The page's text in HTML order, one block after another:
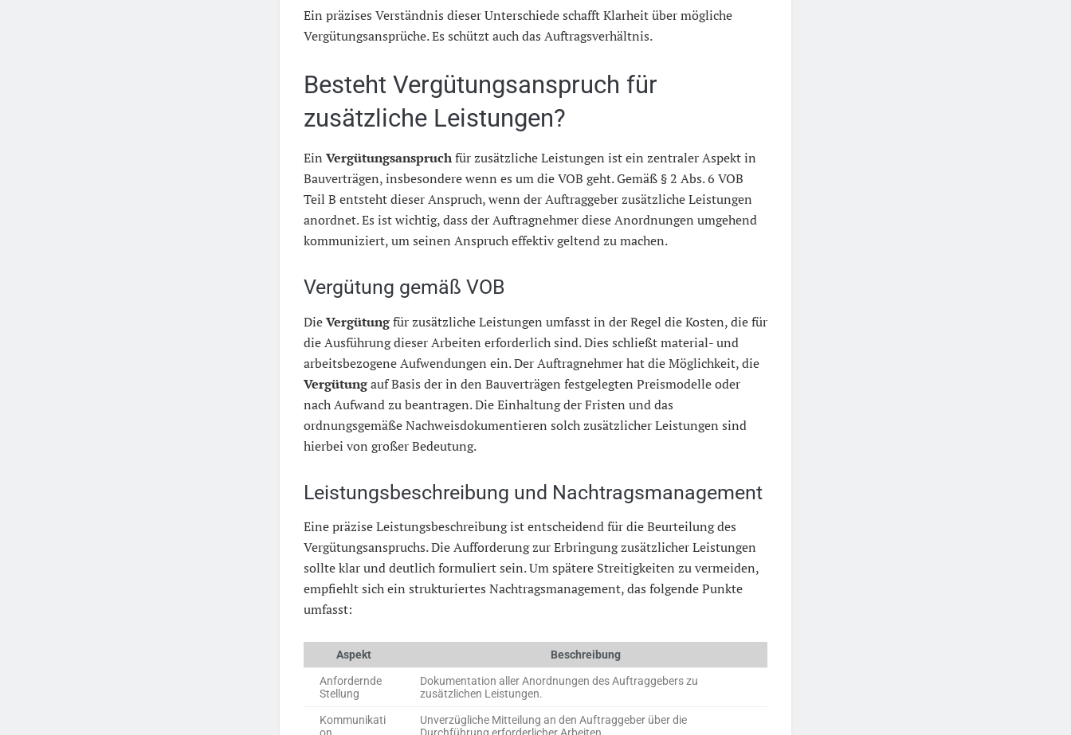
Ein präzises Verständnis dieser Unterschiede schafft Klarheit über mögliche
Vergütungsansprüche. Es schützt auch das Auftragsverhältnis.
Besteht Vergütungsanspruch für
zusätzliche Leistungen?
Ein Vergütungsanspruchfür zusätzliche Leistungen ist ein zentraler Aspekt in
Bauverträgen, insbesondere wenn es um die VOB geht. Gemäß § 2 Abs. 6 VOB
Teil B entsteht dieser Anspruch, wenn der Auftraggeber zusätzliche Leistungen
anordnet. Es ist wichtig, dass der Auftragnehmer diese Anordnungen umgehend
kommuniziert, um seinen Anspruch effektiv geltend zu machen.
Vergütung gemäß VOB
DieVergütungfür zusätzliche Leistungen umfasst in der Regel die Kosten, die für
die Ausführung dieser Arbeiten erforderlich sind. Dies schließt material- und
arbeitsbezogene Aufwendungen ein. Der Auftragnehmer hat die Möglichkeit, die
Vergütungauf Basis der in den Bauverträgen festgelegten Preismodelle oder
nach Aufwand zu beantragen. Die Einhaltung der Fristen und das
ordnungsgemäße Nachweisdokumentieren solch zusätzlicher Leistungen sind
hierbei von großer Bedeutung.
Leistungsbeschreibung und Nachtragsmanagement
Eine präzise Leistungsbeschreibung ist entscheidend für die Beurteilung des
Vergütungsanspruchs. Die Aufforderung zur Erbringung zusätzlicher Leistungen
sollte klar und deutlich formuliert sein. Um spätere Streitigkeiten zu vermeiden,
empfiehlt sich ein strukturiertes Nachtragsmanagement, das folgende Punkte
umfasst:
Aspekt Beschreibung
Anfordernde
Stellung
Dokumentation aller Anordnungen des Auftraggebers zu
zusätzlichen Leistungen.
Kommunikati
Unverzügliche Mitteilung an den Auftraggeber über die